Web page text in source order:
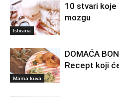
Ishrana
10 stvari koje
mozgu
Mama kuva
DOMAĆA
Recept koji